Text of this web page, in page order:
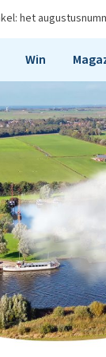
het
Win